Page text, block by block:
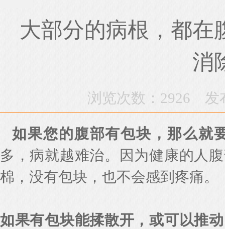
大部分的病根，都在
消
浏览次数：2926 发
如果您的腹部有包块，那么就
多，病就越难治。因为健康的人
棉，没有包块，也不会感到疼痛。
如果有包块能揉散开，或可以推